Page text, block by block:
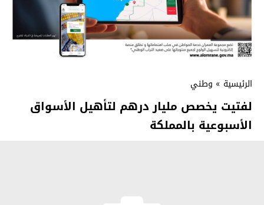
الرئيسية » وطني
لفتيت يخصص مليار درهم لتأهيل الأسواق
الأسبوعية بالمملكة